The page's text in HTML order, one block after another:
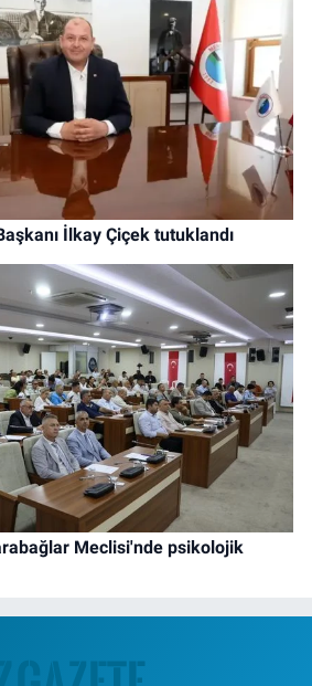
İlkay Çiçek tutuklandı
Meclisi'nde psikolojik